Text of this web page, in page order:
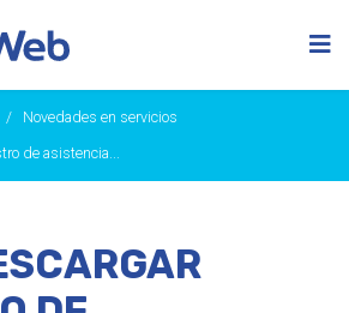
Novedades en servicios
de asistencia...